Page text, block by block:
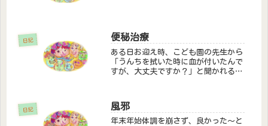
日記 便秘治療
ある日お迎え時、こども園の先生から
「うんちを拭いた時に血が付いたんで
すが、大丈夫ですか？」と聞かれる。
し、２日に１回位出とるしなぁ
～。)」と答えたものの、ちょっと心
配になり、一...
日記 風邪
年末年始体調を崩さず、良かった～と